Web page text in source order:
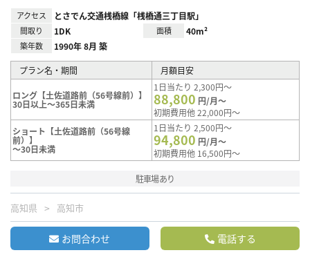
アクセス とさでん交通桟橋線「桟橋通三丁目駅」
間取り 1DK 面積 40m²
築年数 1990年 8月 築
プラン名・期間 月額目安
ロング【土佐道路前（56号線前）】
30日以上～365日未満
1日当たり 2,300円～
88,800 円/月～
初期費用他 22,000円～
ショート【土佐道路前（56号線
前）】
～30日未満
1日当たり 2,500円～
94,800 円/月～
初期費用他 16,500円～
駐車場あり
高知県 高知市
お問合わせ 電話する